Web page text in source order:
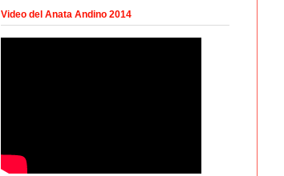
Video del Anata Andino 2014